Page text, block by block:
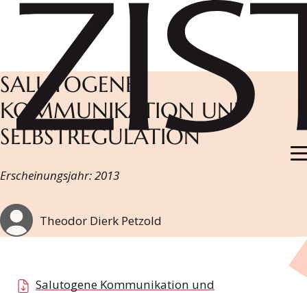
ZUM HAUPTINHALT DER SEITE SPRINGEN
Zur Startseite navigieren
Suchbegiff
SALUTOGENE
KOMMUNIKATION UND
SELBSTREGULATION
Erscheinungsjahr: 2013
Theodor Dierk Petzold
Salutogene Kommunikation und